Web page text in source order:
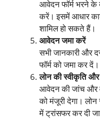
आवेदन फॉर्म भरने
करें। इसमें आधार
शामिल हो सकते हैं।
आवेदन जमा करें
सभी जानकारी और
फॉर्म को जमा कर दें।
लोन की स्वीकृति और
आवेदन की जांच और
को मंजूरी देगा।
में ट्रांसफर कर दी